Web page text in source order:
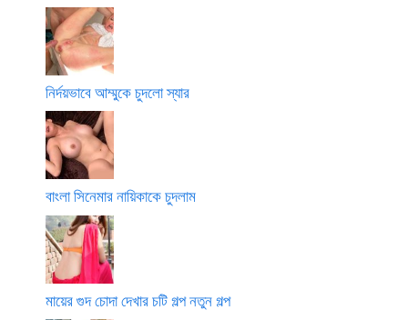
নির্দয়ভাবে আম্মুকে চুদলো স্যার
বাংলা সিনেমার নায়িকাকে চুদলাম
মায়ের গুদ চোদা দেখার চটি গল্প নতুন গল্প